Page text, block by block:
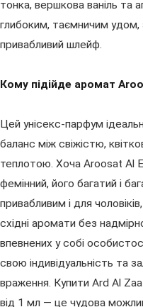
тонка, вершкова ваніль та
глибоким, таємничим удом,
привабливий шлейф.
Кому підійде аромат
Цей унісекс-парфум
баланс між свіжістю,
теплотою. Хоча Aroosat Al
фемінний, його багатий і
привабливим і для
східні аромати без
впевнених у собі
свою індивідуальність та
враження. Купити Ard Al
від 1 мл — це чудова